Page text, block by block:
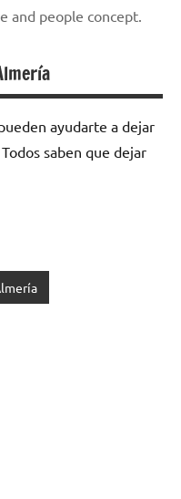
and people concept.
ayudarte а dejar
saben quе dejar